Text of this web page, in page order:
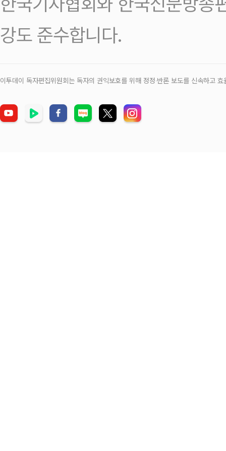
강도 준수합니다.
이투데이 독자편집위원회는 독자의 권익보호를 위해 정정‧반론 보도를 신속하고